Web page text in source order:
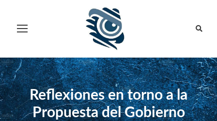
Reflexiones en torno a la
Propuesta del Gobierno